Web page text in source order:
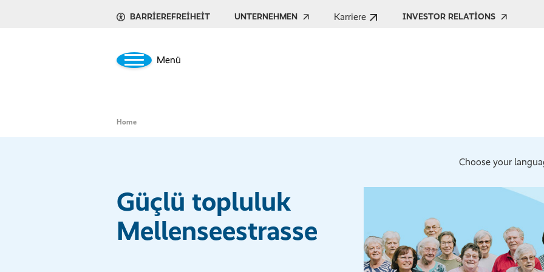
BARRIEREFREIHEIT UNTERNEHMEN Karriere INVESTOR RELATIONS
Menü
Home
Choose your
Güçlü topluluk
Mellenseestrasse